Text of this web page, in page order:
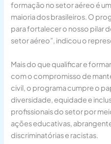
formação no setor aéreo é
maioria dos brasileiros. O
para fortalecer o nosso pilar
setor aéreo”, indicou o
Mais do que qualificar e
com o compromisso de
civil, o programa cumpre o
diversidade, equidade e
profissionais do setor por
ações educativas,
discriminatórias e racistas.